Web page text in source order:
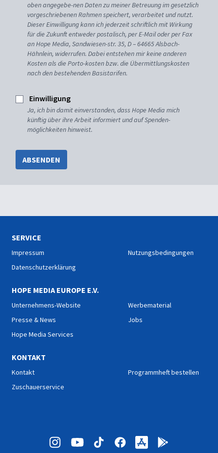
oben angegebe-nen Daten zu meiner Betreuung im gesetzlich
vorgeschriebenen Rahmen speichert, verarbeitet und nutzt.
Dieser Einwilligung kann ich jederzeit schriftlich mit Wirkung
für die Zukunft entweder postalisch, per E-Mail oder per Fax
an Hope Media, Sandwiesen-str. 35, D – 64665 Alsbach-
Hähnlein, widerrufen. Dabei entstehen mir keine anderen
Kosten als die Porto-kosten bzw. die Übermittlungskosten
nach den bestehenden Basistarifen.
Einwilligung
Ja, ich bin damit einverstanden, dass Hope Media mich
künftig über ihre Arbeit informiert und auf Spenden-
möglichkeiten hinweist.
ABSENDEN
SERVICE
Impressum
Datenschutzerklärung
Nutzungsbedingungen
HOPE MEDIA EUROPE E.V.
Unternehmens-Website
Presse & News
Hope Media Services
Werbematerial
Jobs
KONTAKT
Kontakt
Zuschauerservice
Programmheft bestellen